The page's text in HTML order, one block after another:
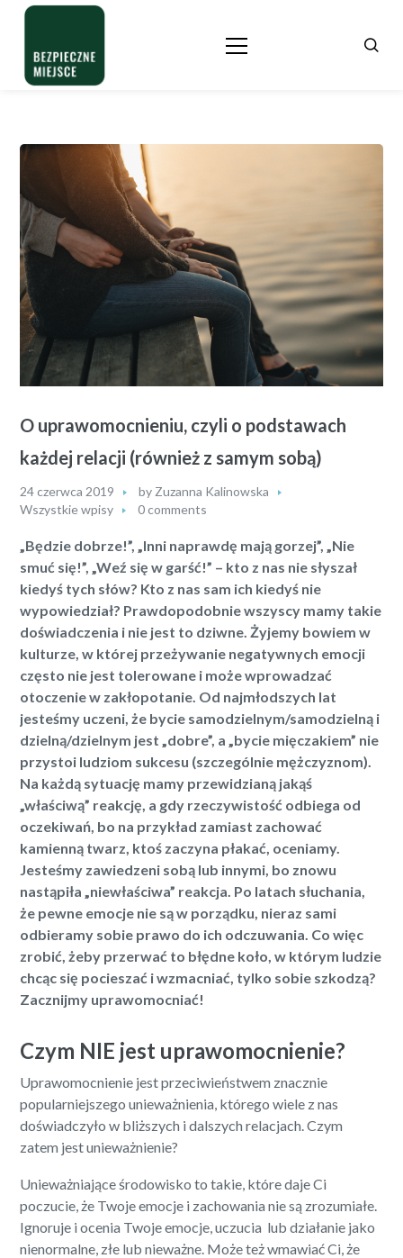
O uprawomocnieniu, czyli o podstawach
każdej relacji (również z samym sobą)
24 czerwca 2019 by Zuzanna Kalinowska
Wszystkie wpisy
0 comments
„Będzie dobrze!”, „Inni naprawdę mają gorzej”, „Nie
smuć się!”, „Weź się w garść!” – kto z nas nie słyszał
kiedyś tych słów? Kto z nas sam ich kiedyś nie
wypowiedział? Prawdopodobnie wszyscy mamy takie
doświadczenia i nie jest to dziwne. Żyjemy bowiem w
kulturze, w której przeżywanie negatywnych emocji
często nie jest tolerowane i może wprowadzać
otoczenie w zakłopotanie. Od najmłodszych lat
jesteśmy uczeni, że bycie samodzielnym/samodzielną i
dzielną/dzielnym jest „dobre”, a „bycie mięczakiem” nie
przystoi ludziom sukcesu (szczególnie mężczyznom).
Na każdą sytuację mamy przewidzianą jakąś
„właściwą” reakcję, a gdy rzeczywistość odbiega od
oczekiwań, bo na przykład zamiast zachować
kamienną twarz, ktoś zaczyna płakać, oceniamy.
Jesteśmy zawiedzeni sobą lub innymi, bo znowu
nastąpiła „niewłaściwa” reakcja. Po latach słuchania,
że pewne emocje nie są w porządku, nieraz sami
odbieramy sobie prawo do ich odczuwania. Co więc
zrobić, żeby przerwać to błędne koło, w którym ludzie
chcąc się pocieszać i wzmacniać, tylko sobie szkodzą?
Zacznijmy uprawomocniać!
Czym NIE jest uprawomocnienie?
Uprawomocnienie jest przeciwieństwem znacznie
popularniejszego unieważnienia, którego wiele z nas
doświadczyło w bliższych i dalszych relacjach. Czym
zatem jest unieważnienie?
Unieważniające środowisko to takie, które daje Ci
poczucie, że Twoje emocje i zachowania nie są zrozumiałe.
Ignoruje i ocenia Twoje emocje, uczucia lub działanie jako
nienormalne, złe lub nieważne. Może też wmawiać Ci, że